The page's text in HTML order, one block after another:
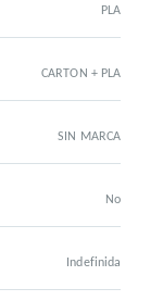
PLA
CARTON + PLA
SIN MARCA
No
Indefinida